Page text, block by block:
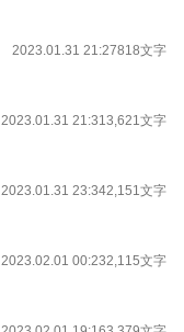
2023.01.31 21:27818文字
2023.01.31 21:313,621文字
2023.01.31 23:342,151文字
2023.02.01 00:232,115文字